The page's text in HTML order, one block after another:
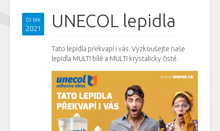
03 bře
2021 UNECOL lepidla
Tato lepidla překvapí i vás. Vyzkoušejte naše
lepidla MULTI bílé a MULTI krystalicky čisté.